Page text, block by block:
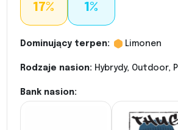
17% 1%
Dominujący terpen: Limonen
Rodzaje nasion: Hybrydy, Outdoor,
Bank nasion: